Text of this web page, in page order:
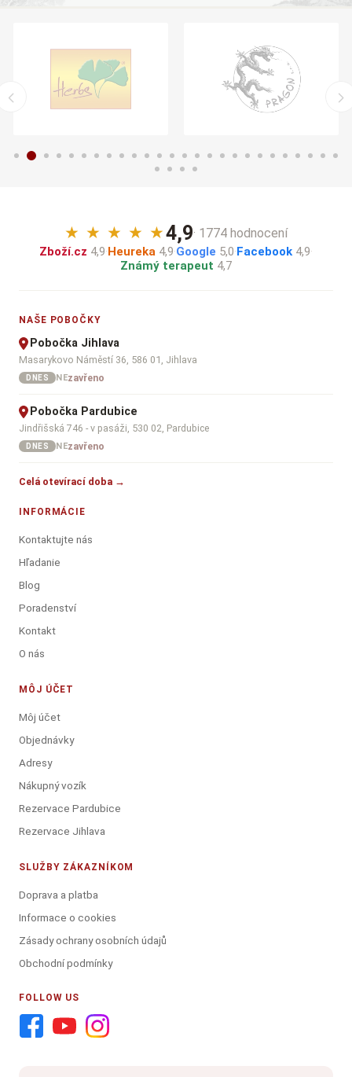
★ ★ ★ ★ ★4,9· 1774 hodnocení
Zboží.cz 4,9·Heureka 4,9·Google 5,0·Facebook 4,9·
Známý terapeut 4,7
NAŠE POBOČKY
Pobočka Jihlava
Masarykovo Náměstí 36, 586 01, Jihlava
DNES NEzavřeno
Pobočka Pardubice
Jindřišská 746 - v pasáži, 530 02, Pardubice
DNES NEzavřeno
Celá otevírací doba →
INFORMÁCIE
Kontaktujte nás
Hľadanie
Blog
Poradenství
Kontakt
O nás
MÔJ ÚČET
Môj účet
Objednávky
Adresy
Nákupný vozík
Rezervace Pardubice
Rezervace Jihlava
SLUŽBY ZÁKAZNÍKOM
Doprava a platba
Informace o cookies
Zásady ochrany osobních údajů
Obchodní podmínky
FOLLOW US